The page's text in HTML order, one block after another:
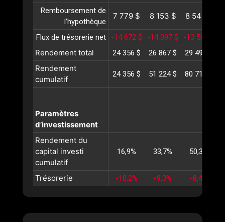
Remboursement de
l’hypothèque
7 779 $ 8 153 $ 8 545 $
Flux de trésorerie net -14 672 $ -14 097 $ -13 504 $
Rendement total 24 356 $ 26 867 $ 29 493 $
Rendement
cumulatif
24 356 $ 51 224 $ 80 717 $
Paramètres
d’investissement
Rendement du
capital investi
cumulatif
16,9% 33,7% 50,3%
Trésorerie -10,2% -9,3% -8,4%